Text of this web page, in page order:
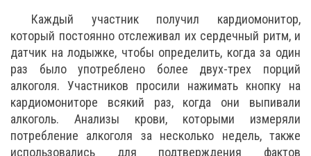
Каждый участник получил кардиомонитор,
который постоянно отслеживал их сердечный ритм, и
датчик на лодыжке, чтобы определить, когда за один
раз было употреблено более двух-трех порций
алкоголя. Участников просили нажимать кнопку на
кардиомониторе всякий раз, когда они выпивали
алкоголь. Анализы крови, которыми измеряли
потребление алкоголя за несколько недель, также
использовались для подтверждения фактов